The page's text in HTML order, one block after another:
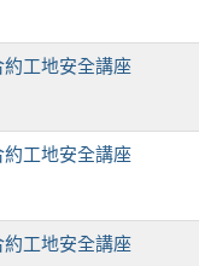
約工地安全講座
約工地安全講座
約工地安全講座